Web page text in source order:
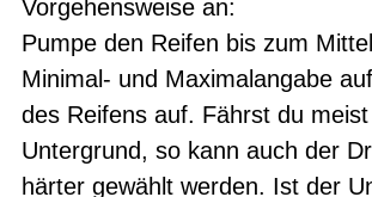
Vorgehensweise an:
Pumpe den Reifen bis zum
Minimal- und Maximalangabe
des Reifens auf. Fährst du
Untergrund, so kann auch der
härter gewählt werden. Ist der